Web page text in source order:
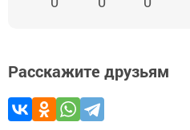
Расскажите друзьям